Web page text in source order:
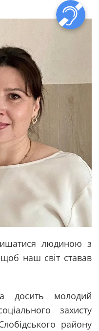
людиною з
наш світ ставав
досить молодий
захисту
району